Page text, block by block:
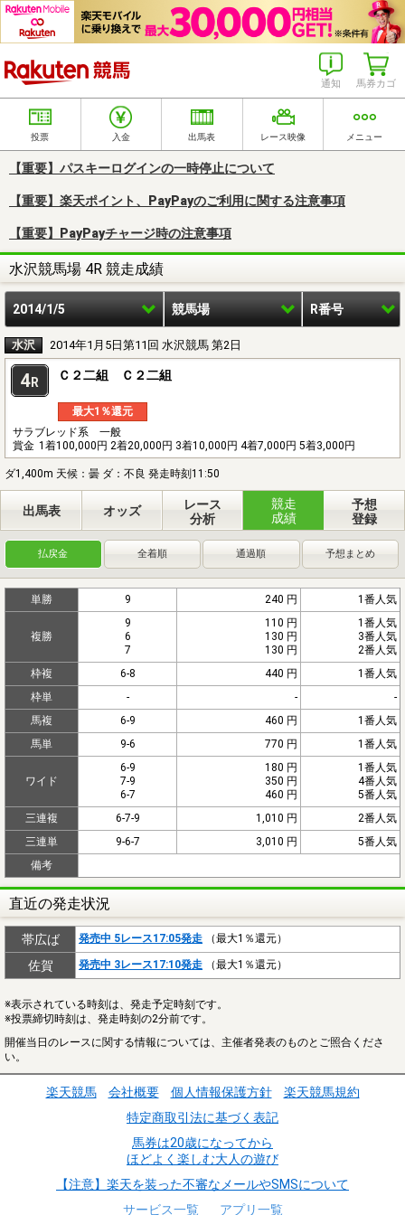
馬券カゴ
通知
投票 入金 出馬表 レース映像 メニュー
【重要】パスキーログインの一時停止について
【重要】楽天ポイント、PayPayのご利用に関する注意事項
【重要】PayPayチャージ時の注意事項
水沢競馬場 4R 競走成績
2014/1/5 競馬場 R番号
水沢 2014年1月5日第11回 水沢競馬 第2日
4R Ｃ２二組 Ｃ２二組
最大1％還元
サラブレッド系 一般
賞金 1着100,000円 2着20,000円 3着10,000円 4着7,000円 5着3,000円
ダ1,400m 天候：曇 ダ：不良 発走時刻11:50
出馬表 オッズ
レース
分析
競走
成績
予想
登録
払戻金 全着順 通過順 予想まとめ
単勝 9 240 円 1番人気
複勝
9
6
7
110 円
130 円
130 円
1番人気
3番人気
2番人気
枠複
6-8 440 円
1番人気
枠単
- -
-
馬複
6-9 460 円
1番人気
馬単
9-6 770 円 1番人気
ワイド
6-9
7-9
6-7
180 円
350 円
460 円
1番人気
4番人気
5番人気
三連複
6-7-9 1,010 円
2番人気
三連単
9-6-7 3,010 円
5番人気
備考
直近の発走状況
帯広ば 発売中 5レース17:05発走 （最大1％還元）
佐賀 発売中 3レース17:10発走 （最大1％還元）
※表示されている時刻は、発走予定時刻です。
※投票締切時刻は、発走時刻の2分前です。
開催当日のレースに関する情報については、主催者発表のものとご照合くださ
い。
楽天競馬 会社概要 個人情報保護方針
楽天競馬規約
特定商取引法に基づく表記
馬券は20歳になってから
ほどよく楽しむ大人の遊び
【注意】楽天を装った不審なメールやSMSについて
サービス一覧
アプリ一覧